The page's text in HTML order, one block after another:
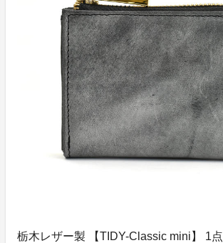
栃木レザー製 【TIDY-Classic mini】 1点